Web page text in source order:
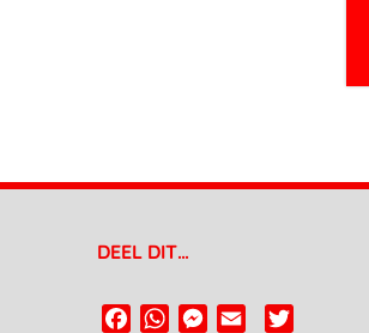
DEEL DIT…
FacebookWhatsAppMessenger
Email